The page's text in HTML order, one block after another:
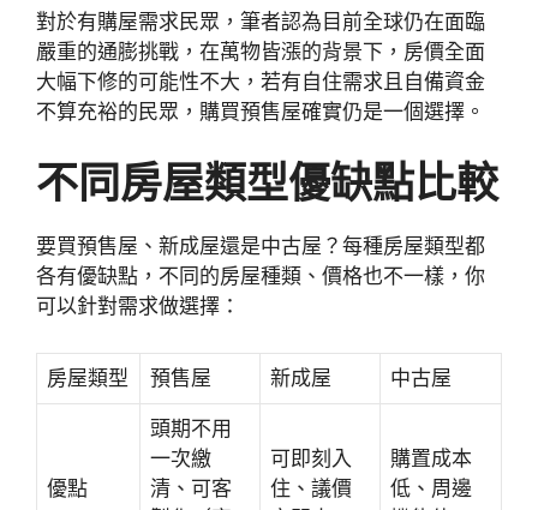
對於有購屋需求民眾，筆者認為目前全球仍在面臨
嚴重的通膨挑戰，在萬物皆漲的背景下，房價全面
大幅下修的可能性不大，若有自住需求且自備資金
不算充裕的民眾，購買預售屋確實仍是一個選擇。
不同房屋類型優缺點比較
要買預售屋、新成屋還是中古屋？每種房屋類型都
各有優缺點，不同的房屋種類、價格也不一樣，你
可以針對需求做選擇：
房屋類型 預售屋 新成屋 中古屋
優點
頭期不用
一次繳
清、可客
可即刻入
住、議價
購置成本
低、周邊